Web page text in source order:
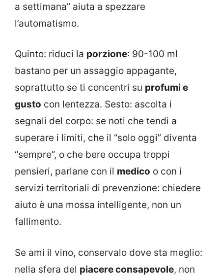
a settimana” aiuta a spezzare
l’automatismo.
Quinto: riduci la porzione: 90-100 ml
bastano per un assaggio appagante,
soprattutto se ti concentri su profumi e
gusto con lentezza. Sesto: ascolta i
segnali del corpo: se noti che tendi a
superare i limiti, che il “solo oggi” diventa
“sempre”, o che bere occupa troppi
pensieri, parlane con il medico o con i
servizi territoriali di prevenzione: chiedere
aiuto è una mossa intelligente, non un
fallimento.
Se ami il vino, conservalo dove sta meglio:
nella sfera del piacere consapevole, non